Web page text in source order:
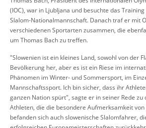
(IOC), war in Ljubljana und besuchte das
Slalom-Nationalmannschaft. Danach traf er mit
verschiedenen Sportarten zusammen, die
um Thomas Bach zu treffen.
"Slowenien ist ein kleines Land, sowohl von der
Bevölkerung her, aber es ist ein Riese im
Phänomen im Winter- und Sommersport, im
Mannschaftssport. Ich bin sicher, dass ihr
ganzen Nation spürt", sagte er in seiner Rede
Athleten, die die besondere Aufmerksamkeit
befanden sich auch slowenische Slalomfahrer,